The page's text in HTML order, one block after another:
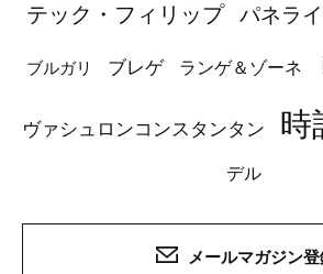
テック・フィリップ
パネライ
ブルガリ ブレゲ ランゲ＆ゾーネ
ヴァシュロンコンスタンタン 時
デル
メールマガジン